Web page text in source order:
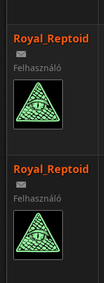
Royal_Reptoid
Felhasználó
Royal_Reptoid
Felhasználó